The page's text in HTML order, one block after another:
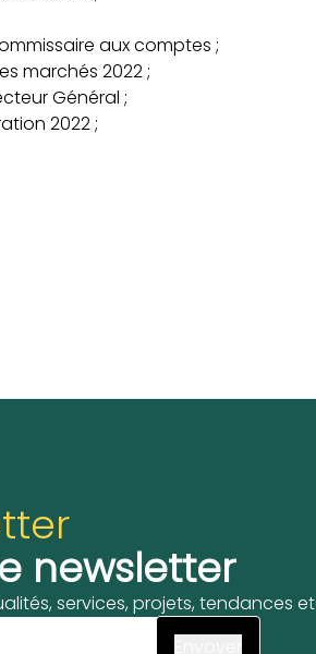
aux comptes ;
marchés 2022 ;
Général ;
2022 ;
newsletter
services, projets, tendances